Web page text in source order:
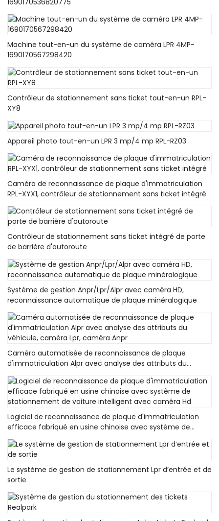
Machine tout-en-un du système de caméra LPR 4MP-
1690170567298420
Contrôleur de stationnement sans ticket tout-en-un RPL-
XY8
Appareil photo tout-en-un LPR 3 mp/4 mp RPL-RZ03
Caméra de reconnaissance de plaque d'immatriculation
RPL-XYX1, contrôleur de stationnement sans ticket intégré
Contrôleur de stationnement sans ticket intégré de porte
de barrière d'autoroute
Système de gestion Anpr/Lpr/Alpr avec caméra HD,
reconnaissance automatique de plaque minéralogique
Caméra automatisée de reconnaissance de plaque
d'immatriculation Alpr avec analyse des attributs du
véhicule, caméra Lpr, caméra Anpr
Logiciel de reconnaissance de plaque d'immatriculation
efficace fabriqué en usine chinoise avec système de
stationnement de voiture intelligent avec caméra Hd
Le système de gestion de stationnement Lpr d’entrée et de
sortie